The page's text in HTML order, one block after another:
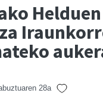
Helduen
28a